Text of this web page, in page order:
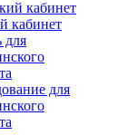
кабинет
для
для